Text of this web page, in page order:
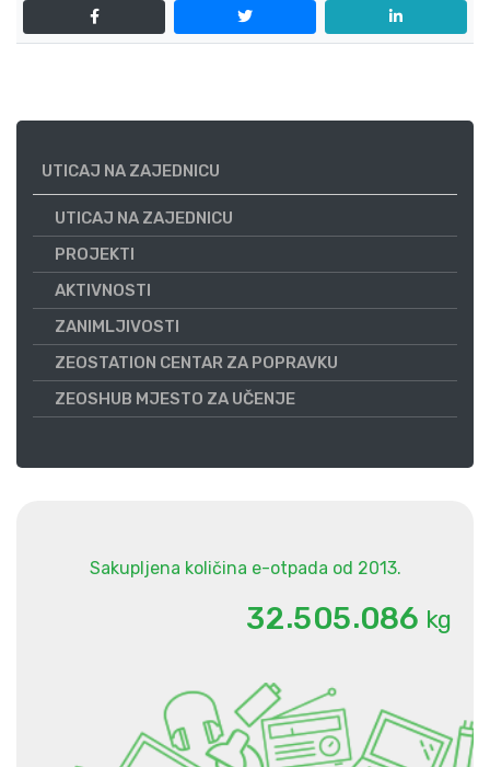
UTICAJ NA ZAJEDNICU
UTICAJ NA ZAJEDNICU
PROJEKTI
AKTIVNOSTI
ZANIMLJIVOSTI
ZEOSTATION CENTAR ZA POPRAVKU
ZEOSHUB MJESTO ZA UČENJE
Sakupljena količina e-otpada od 2013.
32.505.086 kg